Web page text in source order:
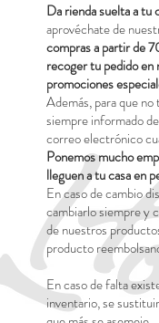
Da rienda suelta a tu
aprovéchate de
compras a partir de
recoger tu pedido
promociones
Además, para que
siempre informado
correo electrónico
Ponemos mucho
lleguen a tu casa en
En caso de cambio
cambiarlo siempre y
de nuestros
producto
En caso de falta
inventario, se